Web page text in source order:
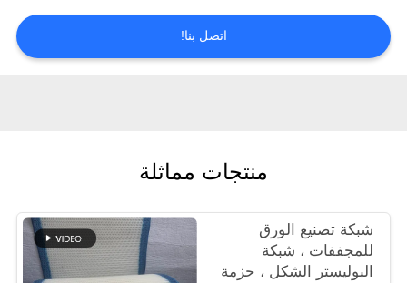
اطلب
اقتباس
PRIVACY
POLICY
اتصل بنا!
منتجات مماثلة
شبكة تصنيع الورق
للمجففات ، شبكة
البوليستر الشكل ، حزمة